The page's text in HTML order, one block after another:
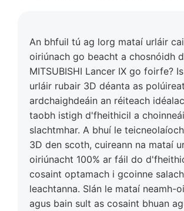
An bhfuil tú ag lorg mataí urláir
oiriúnach go beacht a chosnóidh
MITSUBISHI Lancer IX go foirfe?
urláir rubair 3D déanta as
ardchaighdeáin an réiteach
taobh istigh d'fheithicil a
slachtmhar. A bhuí le
3D den scoth, cuireann na mataí
oiriúnacht 100% ar fáil do
cosaint optamach i gcoinne
leachtanna. Slán le mataí neamh-
agus bain sult as cosaint bhuan